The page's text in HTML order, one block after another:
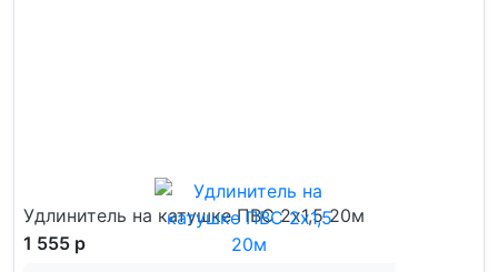
Удлинитель на катушке ПВС 2x1,5 20м
1 555 р